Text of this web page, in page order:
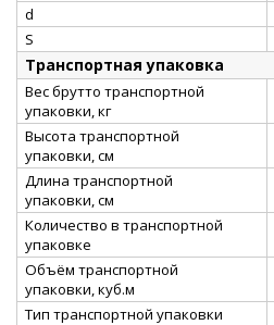
d
S
Транспортная упаковка
Вес брутто транспортной
упаковки, кг
Высота транспортной
упаковки, см
Длина транспортной
упаковки, см
Количество в транспортной
упаковке
Объём транспортной
упаковки, куб.м
Тип транспортной упаковки